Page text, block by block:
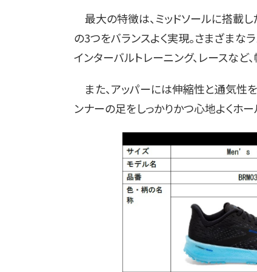
最大の特徴は、ミッドソールに搭載し
の3つをバランスよく実現。さまざまな
インターバルトレーニング、レースな
また、アッパーには伸縮性と通気性
ンナーの足をしっかりかつ心地よくホー